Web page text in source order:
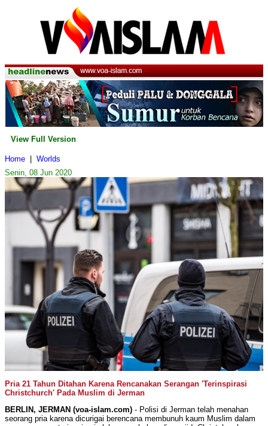
View Full Version
Home
Worlds
Senin, 08 Jun 2020
Pria 21 Tahun Ditahan Karena Rencanakan Serangan 'Terinspirasi
Christchurch' Pada Muslim di Jerman
BERLIN, JERMAN (voa-islam.com) - Polisi di Jerman telah menahan
seorang pria karena dicurigai berencana membunuh kaum Muslim dalam